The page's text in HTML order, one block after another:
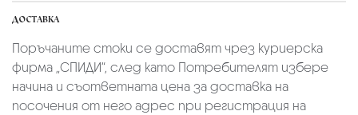
ДОСТАВКА
Поръчаните стоки се доставят чрез куриерскa
фирмa „СПИДИ“, след като Потребителят избере
начина и съответната цена за доставка на
посочения от него адрес при регистрация на